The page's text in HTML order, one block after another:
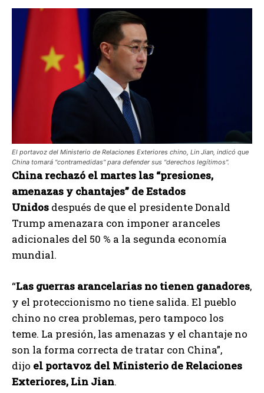
El portavoz del Ministerio de Relaciones Exteriores chino, Lin Jian, indicó que
China tomará "contramedidas" para defender sus "derechos legítimos".
China rechazó el martes las “presiones,
amenazas y chantajes” de Estados
Unidos después de que el presidente Donald
Trump amenazara con imponer aranceles
adicionales del 50 % a la segunda economía
mundial.
“Las guerras arancelarias no tienen ganadores,
y el proteccionismo no tiene salida. El pueblo
chino no crea problemas, pero tampoco los
teme. La presión, las amenazas y el chantaje no
son la forma correcta de tratar con China”,
dijo el portavoz del Ministerio de Relaciones
Exteriores, Lin Jian.